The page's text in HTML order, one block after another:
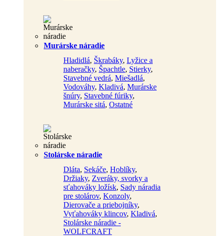
Murárske náradie
Hladidlá, Škrabáky, Lyžice a
naberačky, Špachtle, Stierky,
Stavebné vedrá, Miešadlá,
Vodováhy, Kladivá, Murárske
šnúry, Stavebné fúriky,
Murárske sitá, Ostatné
Stolárske náradie
Dláta, Sekáče, Hoblíky,
Držiaky, Zveráky, svorky a
sťahováky ložísk, Sady náradia
pre stolárov, Konzoly,
Dierovače a priebojníky,
Vyťahováky klincov, Kladivá,
Stolárske náradie -
WOLFCRAFT